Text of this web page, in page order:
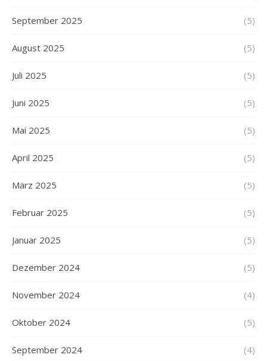
September 2025 (5)
August 2025 (5)
Juli 2025 (5)
Juni 2025 (5)
Mai 2025 (5)
April 2025 (5)
März 2025 (5)
Februar 2025 (5)
Januar 2025 (5)
Dezember 2024 (5)
November 2024 (4)
Oktober 2024 (5)
September 2024 (4)